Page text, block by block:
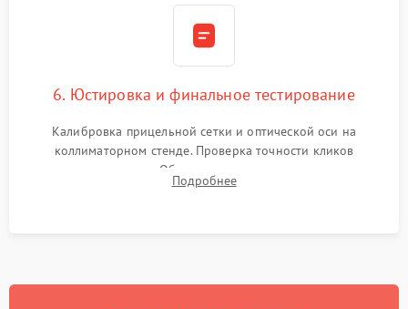
6. Юстировка и финальное тестирование
Калибровка прицельной сетки и оптической оси на
коллиматорном стенде. Проверка точности кликов
механизма поправок. Обязательное испытание прицела на
ударном стенде для проверки устойчивости к отдаче и
Подробнее